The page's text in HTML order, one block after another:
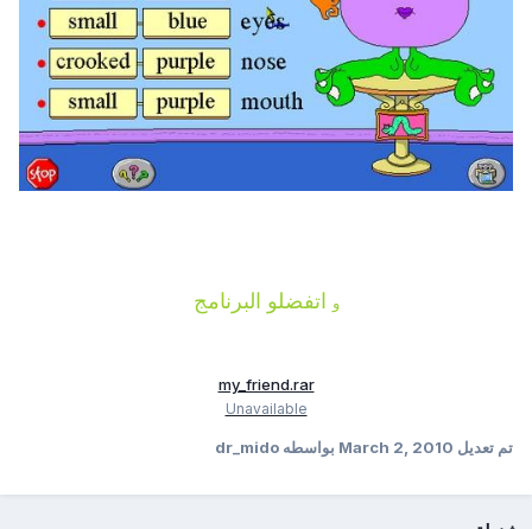
واتفضلو البرنامج
my_friend.rar
Unavailable
تم تعديلMarch 2, 2010بواسطه dr_mido